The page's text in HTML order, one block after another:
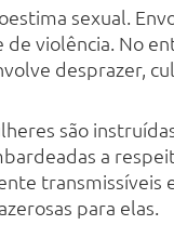
sexual.
de violência. No
desprazer,
são
a
transmissíveis
para elas.